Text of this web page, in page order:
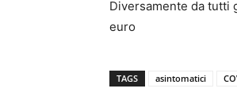
Diversamente da tutti
euro
TAGS asintomatici